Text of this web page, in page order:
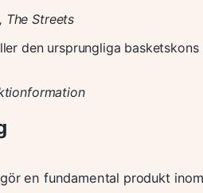
The Streets
den ursprungliga
en fundamental produkt